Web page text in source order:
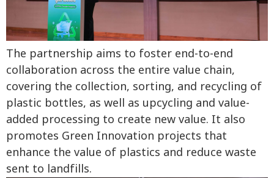
The partnership aims to foster end-to-end
collaboration across the entire value chain,
covering the collection, sorting, and recycling of
plastic bottles, as well as upcycling and value-
added processing to create new value. It also
promotes Green Innovation projects that
enhance the value of plastics and reduce waste
sent to landfills.